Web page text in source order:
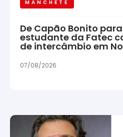
MANCHETE
De Capão Bonito
estudante da Fatec
de intercâmbio em
07/08/2026